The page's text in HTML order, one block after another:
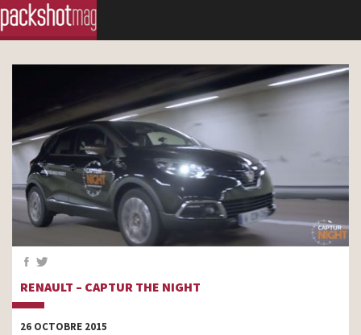
RENAULT – CAPTUR THE NIGHT
26 OCTOBRE 2015